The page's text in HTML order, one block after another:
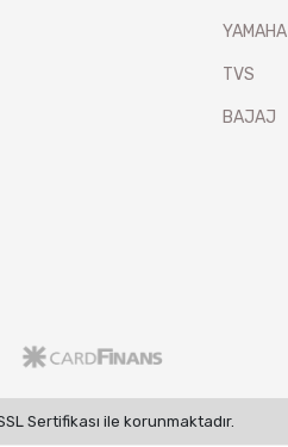
YAMAHA
TVS
BAJAJ
Sertifikası ile korunmaktadır.